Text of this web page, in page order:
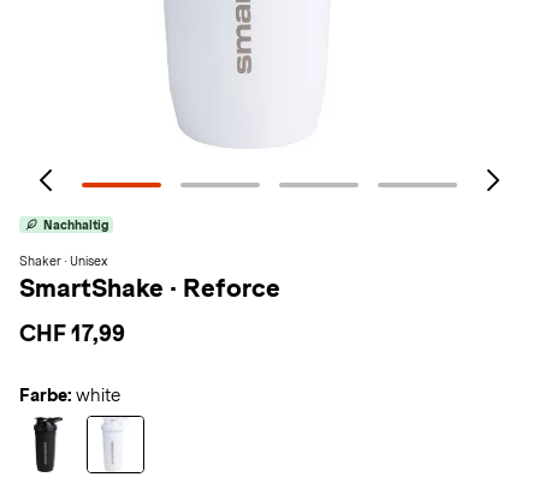
Nachhaltig
Shaker · Unisex
SmartShake · Reforce
CHF 17,99
Farbe: white